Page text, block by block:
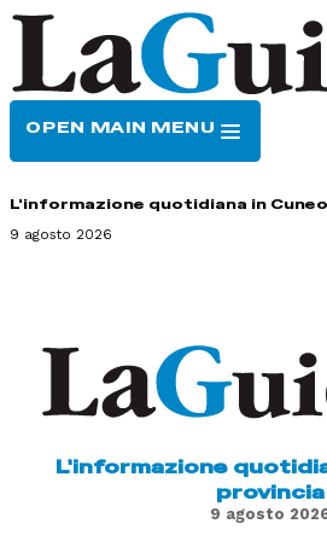
OPEN MAIN MENU
L'informazione quotidiana in
9 agosto 2026
L'informazione
provincia
9 agosto